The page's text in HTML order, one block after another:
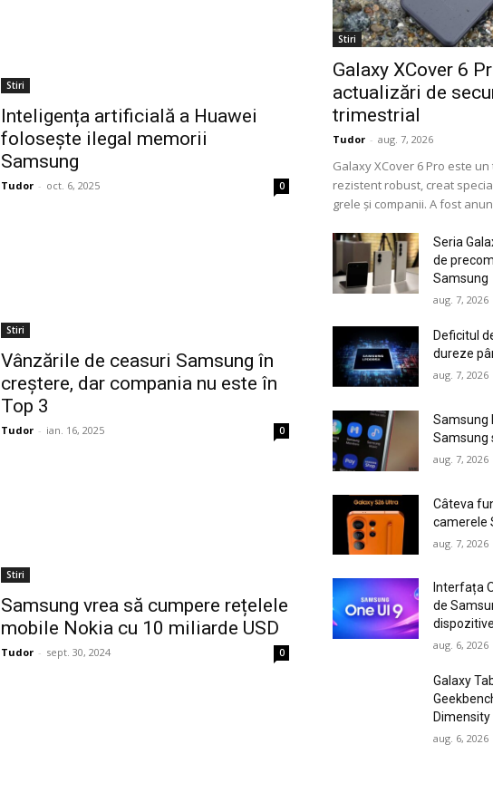
Stiri
Inteligența artificială a Huawei
folosește ilegal memorii
Samsung
Tudor - oct. 6, 2025 0
Stiri
Vânzările de ceasuri Samsung în
creștere, dar compania nu este în
Top 3
Tudor - ian. 16, 2025 0
Stiri
Samsung vrea să cumpere rețelele
mobile Nokia cu 10 miliarde USD
Tudor - sept. 30, 2024 0
Stiri
Galaxy XCover 6
actualizări de
trimestrial
Tudor - aug. 7, 2026
Galaxy XCover 6 Pro este
rezistent robust, creat
grele și companii. A fost
Seria
de
Samsung
aug. 7, 2026
Deficitul
dureze
aug. 7, 2026
Samsung
Samsung
aug. 7, 2026
Câteva
camerele
aug. 7, 2026
Interfața
de
dispozitive
aug. 6, 2026
Galaxy
Dimensity
aug. 6, 2026